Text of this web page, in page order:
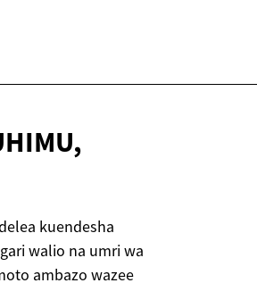
kuendesha
walio na umri wa
ambazo wazee